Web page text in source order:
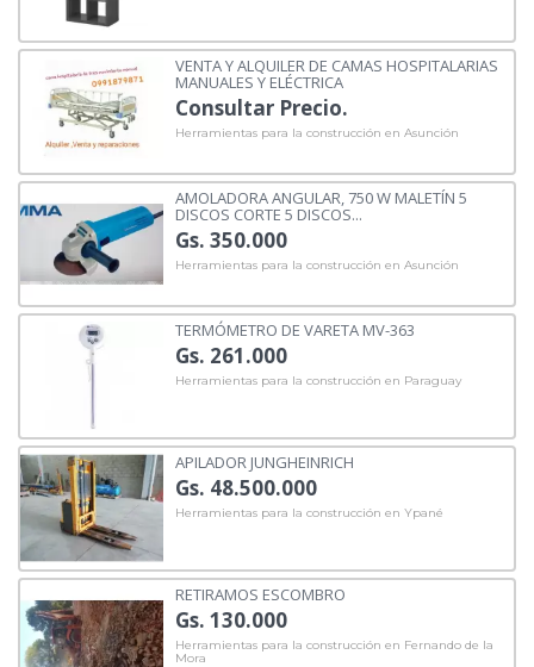
VENTA Y ALQUILER DE CAMAS HOSPITALARIAS
MANUALES Y ELÉCTRICA
Consultar Precio.
Herramientas para la construcción en Asunción
AMOLADORA ANGULAR, 750 W MALETÍN 5
DISCOS CORTE 5 DISCOS...
Gs. 350.000
Herramientas para la construcción en Asunción
TERMÓMETRO DE VARETA MV-363
Gs. 261.000
Herramientas para la construcción en Paraguay
APILADOR JUNGHEINRICH
Gs. 48.500.000
Herramientas para la construcción en Ypané
RETIRAMOS ESCOMBRO
Gs. 130.000
Herramientas para la construcción en Fernando de la
Mora